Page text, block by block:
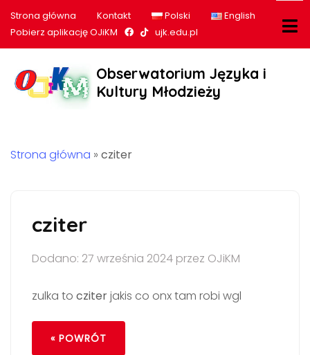
Strona główna Kontakt Polski
English
Pobierz aplikację OJiKM
Nasz profil na Facebook
Nasz profil na tiktok
ujk.edu.pl
Obserwatorium Języka i
Kultury Młodzieży
Strona główna » cziter
cziter
Dodano: 27 września 2024 przez OJiKM
zulka to cziterjakis co onx tam robi wgl
« POWRÓT